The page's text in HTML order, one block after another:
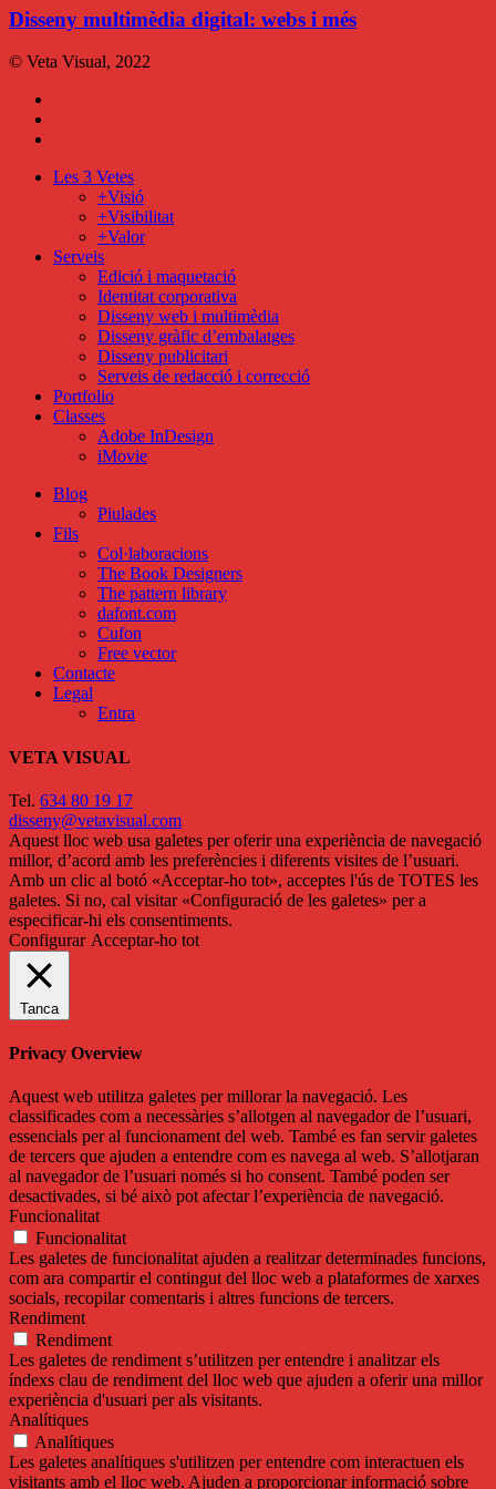
webs
i
més
Disseny multimèdia digital: webs i més
© Veta Visual, 2022
Close
Les 3 Vetes
+Visió
+Visibilitat
+Valor
Serveis
Edició i maquetació
Identitat corporativa
Disseny web i multimèdia
Disseny gràfic d’embalatges
Disseny publicitari
Serveis de redacció i correcció
Portfolio
Classes
Adobe InDesign
iMovie
Blog
Piulades
Fils
Col·laboracions
The Book Designers
The pattern library
dafont.com
Cufon
Free vector
Contacte
Legal
Entra
VETA VISUAL
Tel. 634 80 19 17
disseny@vetavisual.com
Aquest lloc web usa galetes per oferir una experiència de navegació
millor, d’acord amb les preferències i diferents visites de l’usuari.
Amb un clic al botó «Acceptar-ho tot», acceptes l'ús de TOTES les
galetes. Si no, cal visitar «Configuració de les galetes» per a
especificar-hi els consentiments.
Configurar Acceptar-ho tot
Tanca
Privacy Overview
Aquest web utilitza galetes per millorar la navegació. Les
classificades com a necessàries s’allotgen al navegador de l’usuari,
essencials per al funcionament del web. També es fan servir galetes
de tercers que ajuden a entendre com es navega al web. S’allotjaran
al navegador de l’usuari només si ho consent. També poden ser
desactivades, si bé això pot afectar l’experiència de navegació.
Funcionalitat
Funcionalitat
Les galetes de funcionalitat ajuden a realitzar determinades funcions,
com ara compartir el contingut del lloc web a plataformes de xarxes
socials, recopilar comentaris i altres funcions de tercers.
Rendiment
Rendiment
Les galetes de rendiment s’utilitzen per entendre i analitzar els
índexs clau de rendiment del lloc web que ajuden a oferir una millor
experiència d'usuari per als visitants.
Analítiques
Analítiques
Les galetes analítiques s'utilitzen per entendre com interactuen els
visitants amb el lloc web. Ajuden a proporcionar informació sobre